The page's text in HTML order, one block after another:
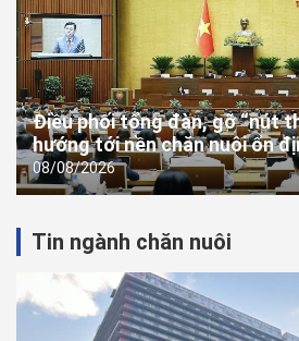
Điều phối tổng đàn, gỡ “nút
hướng tới nền chăn nuôi ổn
08/08/2026
Tin ngành chăn nuôi